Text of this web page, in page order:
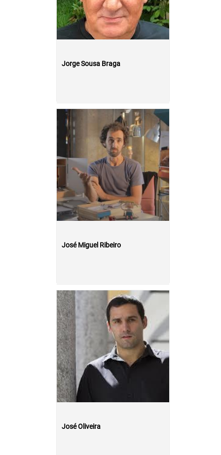
Jorge Sousa Braga
José Miguel Ribeiro
José Oliveira